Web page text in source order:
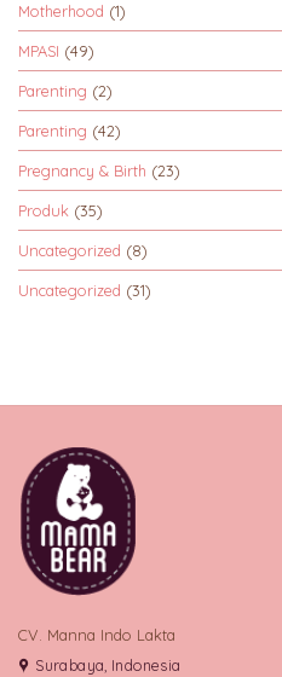
Motherhood (1)
MPASI (49)
Parenting (2)
Parenting (42)
Pregnancy & Birth (23)
Produk (35)
Uncategorized (8)
Uncategorized (31)
CV. Manna Indo Lakta
Surabaya, Indonesia